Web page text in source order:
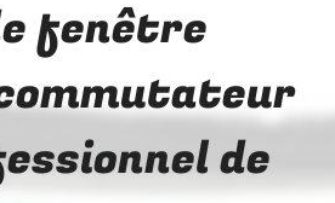
fenêtre
de